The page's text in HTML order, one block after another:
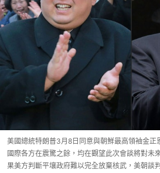
美國總統特朗普3月8日同意與朝鮮最高領袖金正
國際各方在震驚之餘，均在觀望此次會談將對未
果美方判斷平壤政府難以完全放棄核武，美朝談